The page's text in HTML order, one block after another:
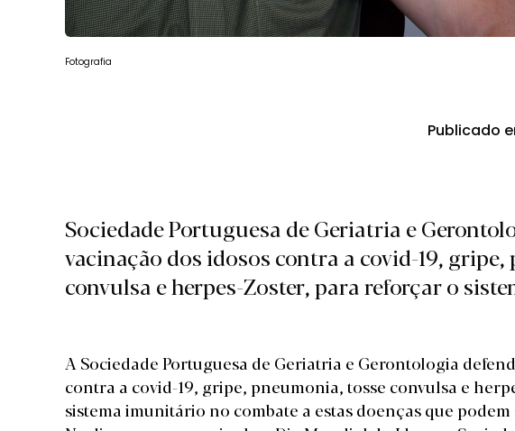
Fotografia
Publicado
Sociedade Portuguesa de Geriatria e
vacinação dos idosos contra a covid-19,
convulsa e herpes-Zoster, para reforçar o
A Sociedade Portuguesa de Geriatria e Gerontologia
contra a covid-19, gripe, pneumonia, tosse convulsa e
sistema imunitário no combate a estas doenças que podem